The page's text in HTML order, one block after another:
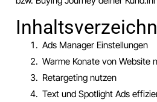
Ads Manager Einstellungen
Warme Konate von Website
Retargeting nutzen
Text und Spotlight Ads